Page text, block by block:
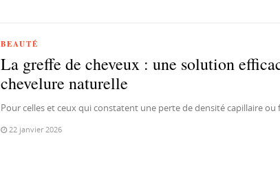
BEAUTÉ
La greffe de cheveux : une solution
chevelure naturelle
Pour celles et ceux qui constatent une perte de densité capillaire ou
22 janvier 2026